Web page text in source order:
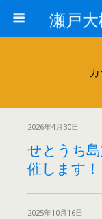
2026年4月30日
せとうち
催します！
2025年10月16日